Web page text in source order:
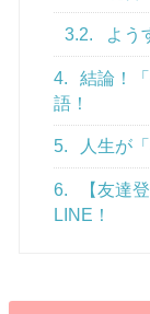
3.2. よう
4.
結論！
語！
5. 人生が
6.
【友達
LINE！